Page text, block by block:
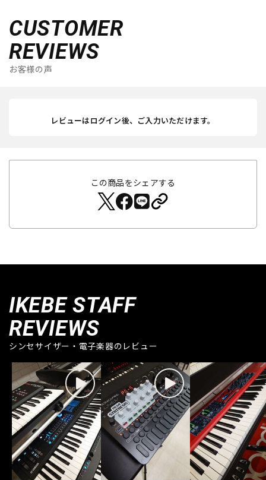
CUSTOMER
REVIEWS
お客様の声
レビューはログイン後、ご入力いただけます。
この商品をシェアする
IKEBE STAFF
REVIEWS
シンセサイザー・電子楽器のレビュー